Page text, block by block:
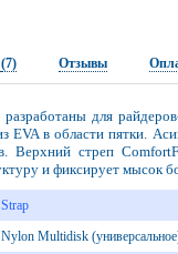
(7) Отзывы
для
EVA в области пятки.
Верхний стреп
и фиксирует мысок
Strap
Nylon Multidisk